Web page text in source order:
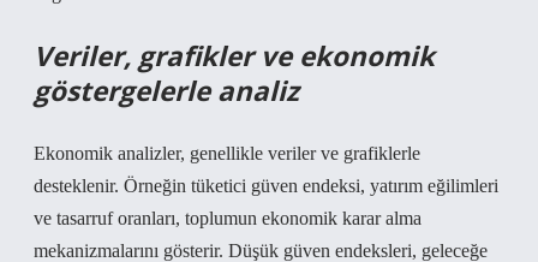
Veriler, grafikler ve ekonomik
göstergelerle analiz
Ekonomik analizler, genellikle veriler ve grafiklerle
desteklenir. Örneğin tüketici güven endeksi, yatırım eğilimleri
ve tasarruf oranları, toplumun ekonomik karar alma
mekanizmalarını gösterir. Düşük güven endeksleri, geleceğe